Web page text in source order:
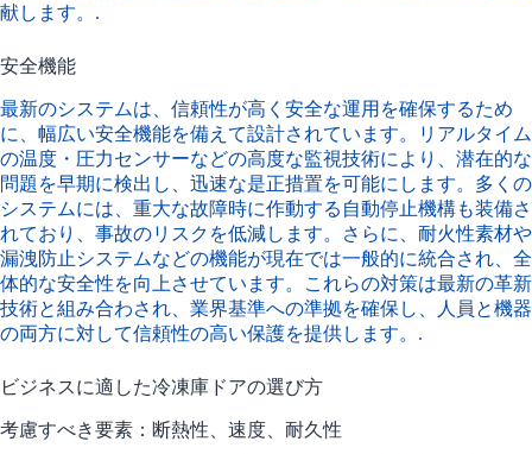
献します。.
安全機能
最新のシステムは、信頼性が高く安全な運用を確保するため
に、幅広い安全機能を備えて設計されています。リアルタイム
の温度・圧力センサーなどの高度な監視技術により、潜在的な
問題を早期に検出し、迅速な是正措置を可能にします。多くの
システムには、重大な故障時に作動する自動停止機構も装備さ
れており、事故のリスクを低減します。さらに、耐火性素材や
漏洩防止システムなどの機能が現在では一般的に統合され、全
体的な安全性を向上させています。これらの対策は最新の革新
技術と組み合わされ、業界基準への準拠を確保し、人員と機器
の両方に対して信頼性の高い保護を提供します。.
ビジネスに適した冷凍庫ドアの選び方
考慮すべき要素：断熱性、速度、耐久性